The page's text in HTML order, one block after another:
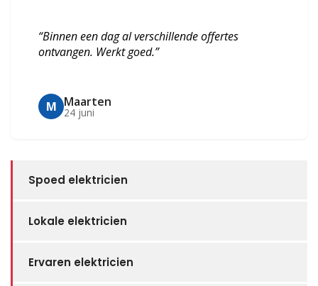
“Binnen een dag al verschillende offertes
ontvangen. Werkt goed.”
M Maarten
24 juni
Spoed elektricien
Lokale elektricien
Ervaren elektricien